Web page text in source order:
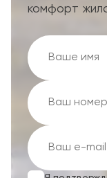
комфорт